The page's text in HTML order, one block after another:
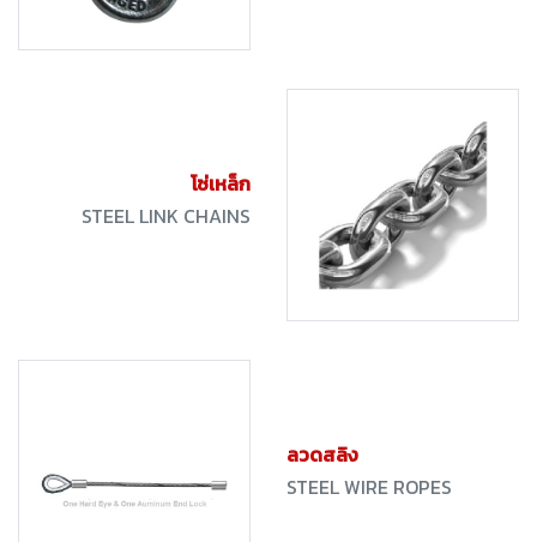
โซ่เหล็ก
STEEL LINK CHAINS
ลวดสลิง
STEEL WIRE ROPES